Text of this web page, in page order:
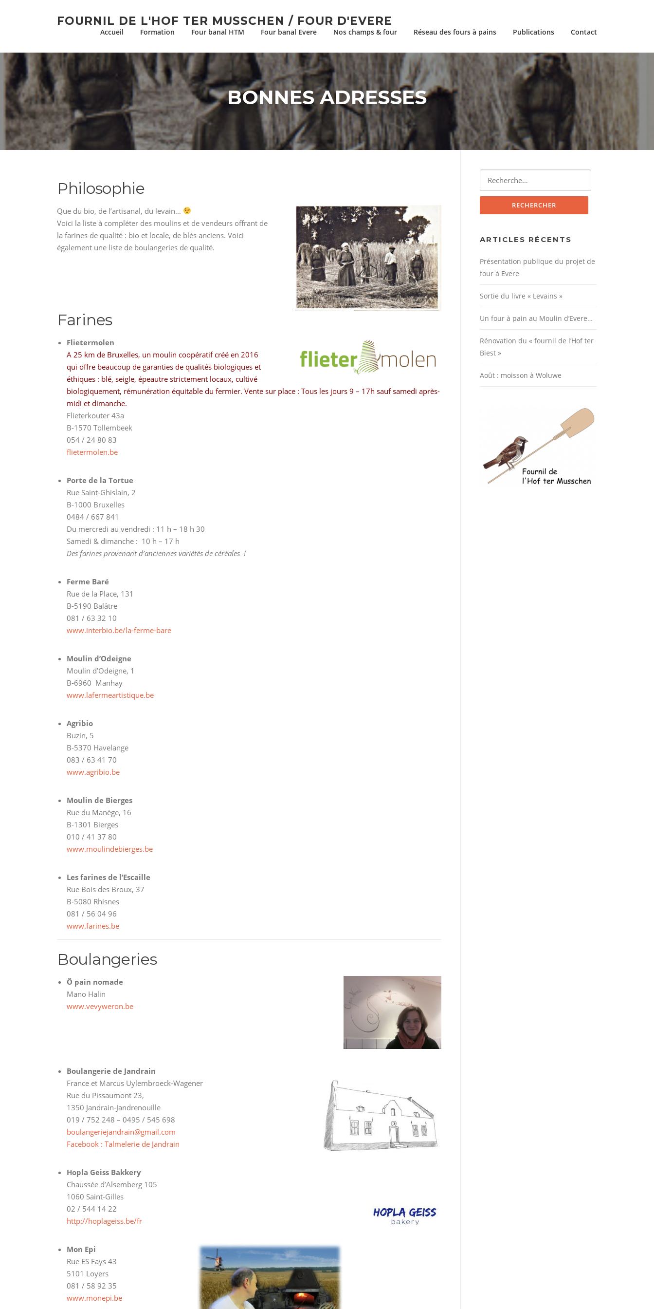
FOURNIL DE L'HOF TER MUSSCHEN / FOUR D'EVERE
Accueil Formation Four banal HTM Four banal Evere Nos champs & four Réseau des fours à pains Publications Contact
BONNES ADRESSES
Philosophie
Que du bio, de l’artisanal, du levain…
Voici la liste à compléter des moulins et de vendeurs offrant de
la farines de qualité : bio et locale, de blés anciens. Voici
également une liste de boulangeries de qualité.
Farines
Flietermolen
A 25 km de Bruxelles, un moulin coopératif créé en 2016
qui offre beaucoup de garanties de qualités biologiques et
éthiques : blé, seigle, épeautre strictement locaux, cultivé
biologiquement, rémunération équitable du fermier. Vente sur place : Tous les jours 9 – 17h sauf samedi après-
midi et dimanche.
Flieterkouter 43a
B-1570 Tollembeek
054 / 24 80 83
flietermolen.be
Porte de la Tortue
Rue Saint-Ghislain, 2
B-1000 Bruxelles
0484 / 667 841
Du mercredi au vendredi : 11 h – 18 h 30
Samedi & dimanche : 10 h – 17 h
Des farines provenant d’anciennes variétés de céréales !
Ferme Baré
Rue de la Place, 131
B-5190 Balâtre
081 / 63 32 10
www.interbio.be/la-ferme-bare
Moulin d’Odeigne
Moulin d’Odeigne, 1
B-6960 Manhay
www.lafermeartistique.be
Agribio
Buzin, 5
B-5370 Havelange
083 / 63 41 70
www.agribio.be
Moulin de Bierges
Rue du Manège, 16
B-1301 Bierges
010 / 41 37 80
www.moulindebierges.be
Les farines de l’Escaille
Rue Bois des Broux, 37
B-5080 Rhisnes
081 / 56 04 96
www.farines.be
Boulangeries
Ô pain nomade
Mano Halin
www.vevyweron.be
Boulangerie de Jandrain
France et Marcus Uylembroeck-Wagener
Rue du Pissaumont 23,
1350 Jandrain-Jandrenouille
019 / 752 248 – 0495 / 545 698
boulangeriejandrain@gmail.com
Facebook : Talmelerie de Jandrain
Hopla Geiss Bakkery
Chaussée d’Alsemberg 105
1060 Saint-Gilles
02 / 544 14 22
http://hoplageiss.be/fr
Mon Epi
Rue ES Fays 43
5101 Loyers
081 / 58 92 35
www.monepi.be
ARTICLES RÉCENTS
Présentation publique du projet de
four à Evere
Sortie du livre « Levains »
Un four à pain au Moulin d’Evere…
Rénovation du « fournil de l’Hof ter
Biest »
Août : moisson à Woluwe